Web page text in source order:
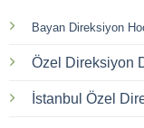
Bayan Direksiyon
Özel Direksiyon
İstanbul Özel